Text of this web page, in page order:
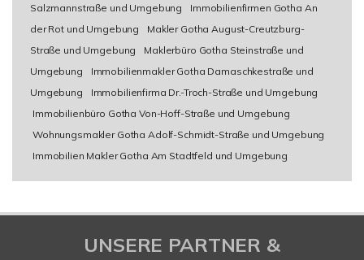
Salzmannstraße und Umgebung
Immobilienfirmen Gotha An
der Rot und Umgebung
Makler Gotha August-Creutzburg-
Straße und Umgebung
Maklerbüro Gotha Steinstraße und
Umgebung
Immobilienmakler Gotha Damaschkestraße und
Umgebung
Immobilienfirma Dr.-Troch-Straße und Umgebung
Immobilienbüro Gotha Von-Hoff-Straße und Umgebung
Wohnungsmakler Gotha Adolf-Schmidt-Straße und Umgebung
Immobilien Makler Gotha Am Stadtfeld und Umgebung
UNSERE PARTNER &